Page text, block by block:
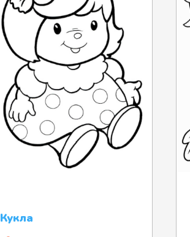
Кукла